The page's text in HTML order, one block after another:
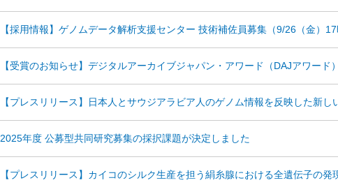
【採用情報】ゲノムデータ解析支援センター 技術補佐員募集（9/26（金）
【受賞のお知らせ】デジタルアーカイブジャパン・アワード（DAJアワード
【プレスリリース】日本人とサウジアラビア人のゲノム情報を反映した新し
2025年度 公募型共同研究募集の採択課題が決定しました
【プレスリリース】カイコのシルク生産を担う絹糸腺における全遺伝子の発